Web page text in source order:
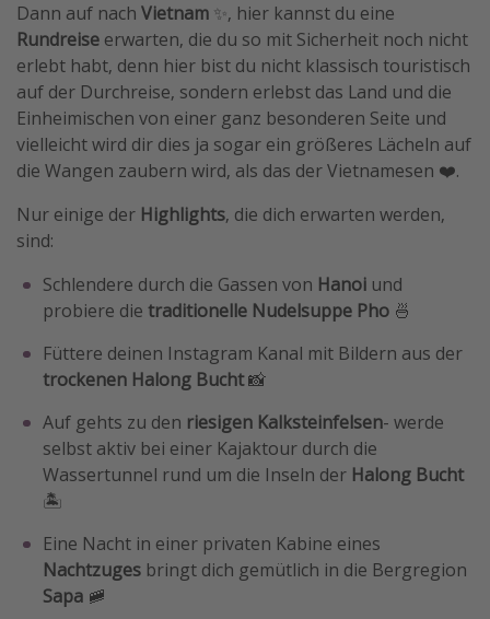
Familienurlaub in der Türkei
Rundreisen in Thailand
Bahnreisen in der Schweiz
Reisepassfreie Reiseziele
Travel Know How
Silvesterreisen
Last Minute Urlaub Mallorca
Last Minute Urlaub Deutschland
Dann auf nach Vietnam ✨, hier kannst du eine
Rundreise erwarten, die du so mit Sicherheit noch nicht
erlebt habt, denn hier bist du nicht klassisch touristisch
auf der Durchreise, sondern erlebst das Land und die
Einheimischen von einer ganz besonderen Seite und
vielleicht wird dir dies ja sogar ein größeres Lächeln auf
die Wangen zaubern wird, als das der Vietnamesen ❤️.
Nur einige der Highlights, die dich erwarten werden,
sind:
Schlendere durch die Gassen von Hanoi und
probiere die traditionelle Nudelsuppe Pho 🍜
Füttere deinen Instagram Kanal mit Bildern aus der
trockenen Halong Bucht📸
Auf gehts zu den riesigen Kalksteinfelsen- werde
selbst aktiv bei einer Kajaktour durch die
Wassertunnel rund um die Inseln der Halong Bucht
🏝️
Eine Nacht in einer privaten Kabine eines
Nachtzuges bringt dich gemütlich in die Bergregion
Sapa 🚞